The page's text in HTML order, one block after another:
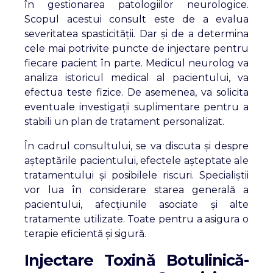
în gestionarea patologiilor neurologice.
Scopul acestui consult este de a evalua
severitatea spasticității. Dar și de a determina
cele mai potrivite puncte de injectare pentru
fiecare pacient în parte. Medicul neurolog va
analiza istoricul medical al pacientului, va
efectua teste fizice. De asemenea, va solicita
eventuale investigații suplimentare pentru a
stabili un plan de tratament personalizat.
În cadrul consultului, se va discuta și despre
așteptările pacientului, efectele așteptate ale
tratamentului și posibilele riscuri. Specialiștii
vor lua în considerare starea generală a
pacientului, afecțiunile asociate și alte
tratamente utilizate. Toate pentru a asigura o
terapie eficientă și sigură.
Injectare Toxină Botulinică-